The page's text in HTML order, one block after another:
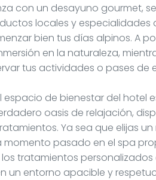
con un desayuno gourmet,
locales y
bien tus días alpinos. A
en la naturaleza,
tus actividades o pases de
espacio de bienestar del hotel
oasis de relajación,
Ya sea que elijas
momento pasado en el spa
tratamientos
un entorno apacible y